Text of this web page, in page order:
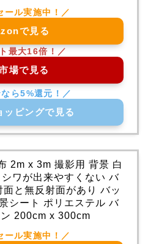
で見る
場で見る
ピングで見る
2m x 3m 撮影用 背景 白
ワが出来やすくない バ
と無反射面があり バッ
シート ポリエステル バ
200cm x 300cm